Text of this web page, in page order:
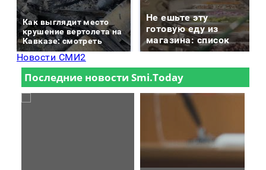
Как выглядит место
крушение вертолета на
Кавказе: смотреть
Не ешьте эту
готовую еду из
магазина: список
Новости СМИ2